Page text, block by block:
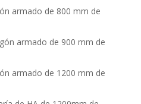
armado de 800 mm de
armado de 900 mm de
armado de 1200 mm de